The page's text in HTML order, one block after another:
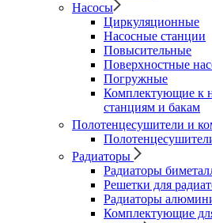
Насосы
Циркуляционные
Насосные станции
Повысительные
Поверхностные
Погружные
Комплектующие к
станциям и бакам
Полотенцесушители и
Радиаторы
Радиаторы
Решетки для
Радиаторы
Комплектующие